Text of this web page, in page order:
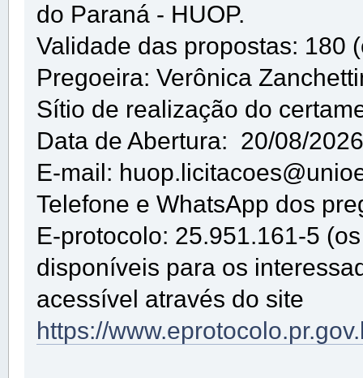
do Paraná - HUOP.
Validade das propostas: 180
Pregoeira: Verônica
Sítio de realização do
Data de Abertura: 20/08/
E-mail:
Telefone e WhatsApp dos
E-protocolo: 25.951.161-5
disponíveis para os
acessível através do site
https://